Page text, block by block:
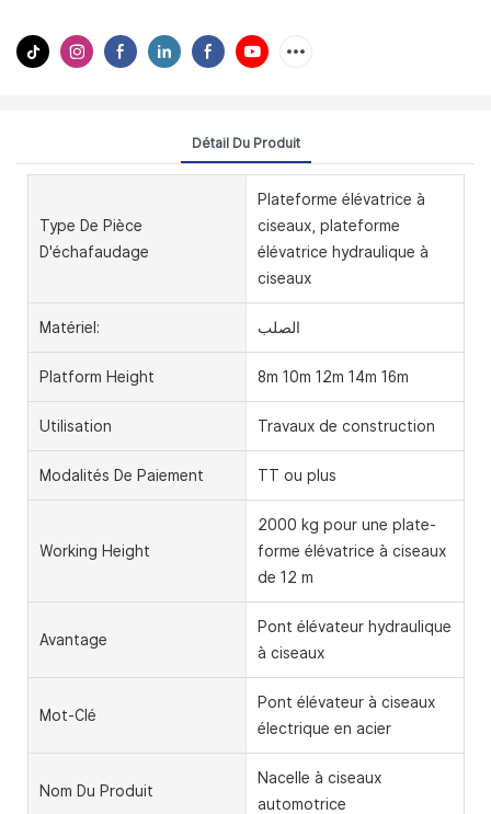
Détail Du Produit
Type De Pièce
D'échafaudage
Plateforme élévatrice à
ciseaux, plateforme
élévatrice hydraulique à
ciseaux
Matériel: الصلب
Platform Height 8m 10m 12m 14m 16m
Utilisation Travaux de construction
Modalités De Paiement TT ou plus
Working Height
2000 kg pour une plate-
forme élévatrice à ciseaux
de 12 m
Avantage
Pont élévateur hydraulique
à ciseaux
Mot-Clé
Pont élévateur à ciseaux
électrique en acier
Nom Du Produit
Nacelle à ciseaux
automotrice